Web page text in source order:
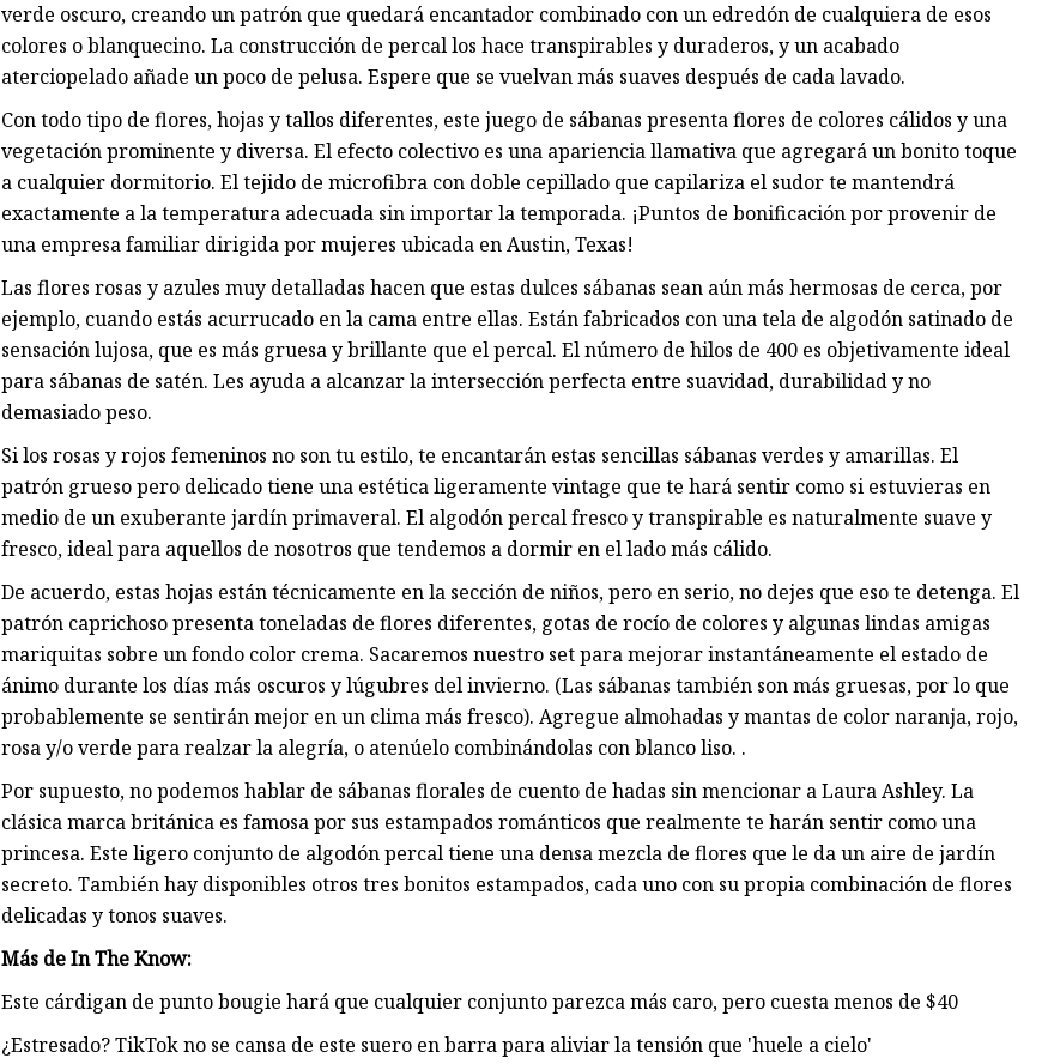
verde oscuro, creando un patrón que quedará encantador combinado con un edredón de cualquiera de esos
colores o blanquecino. La construcción de percal los hace transpirables y duraderos, y un acabado
aterciopelado añade un poco de pelusa. Espere que se vuelvan más suaves después de cada lavado.
Con todo tipo de flores, hojas y tallos diferentes, este juego de sábanas presenta flores de colores cálidos y una
vegetación prominente y diversa. El efecto colectivo es una apariencia llamativa que agregará un bonito toque
a cualquier dormitorio. El tejido de microfibra con doble cepillado que capilariza el sudor te mantendrá
exactamente a la temperatura adecuada sin importar la temporada. ¡Puntos de bonificación por provenir de
una empresa familiar dirigida por mujeres ubicada en Austin, Texas!
Las flores rosas y azules muy detalladas hacen que estas dulces sábanas sean aún más hermosas de cerca, por
ejemplo, cuando estás acurrucado en la cama entre ellas. Están fabricados con una tela de algodón satinado de
sensación lujosa, que es más gruesa y brillante que el percal. El número de hilos de 400 es objetivamente ideal
para sábanas de satén. Les ayuda a alcanzar la intersección perfecta entre suavidad, durabilidad y no
demasiado peso.
Si los rosas y rojos femeninos no son tu estilo, te encantarán estas sencillas sábanas verdes y amarillas. El
patrón grueso pero delicado tiene una estética ligeramente vintage que te hará sentir como si estuvieras en
medio de un exuberante jardín primaveral. El algodón percal fresco y transpirable es naturalmente suave y
fresco, ideal para aquellos de nosotros que tendemos a dormir en el lado más cálido.
De acuerdo, estas hojas están técnicamente en la sección de niños, pero en serio, no dejes que eso te detenga. El
patrón caprichoso presenta toneladas de flores diferentes, gotas de rocío de colores y algunas lindas amigas
mariquitas sobre un fondo color crema. Sacaremos nuestro set para mejorar instantáneamente el estado de
ánimo durante los días más oscuros y lúgubres del invierno. (Las sábanas también son más gruesas, por lo que
probablemente se sentirán mejor en un clima más fresco). Agregue almohadas y mantas de color naranja, rojo,
rosa y/o verde para realzar la alegría, o atenúelo combinándolas con blanco liso. .
Por supuesto, no podemos hablar de sábanas florales de cuento de hadas sin mencionar a Laura Ashley. La
clásica marca británica es famosa por sus estampados románticos que realmente te harán sentir como una
princesa. Este ligero conjunto de algodón percal tiene una densa mezcla de flores que le da un aire de jardín
secreto. También hay disponibles otros tres bonitos estampados, cada uno con su propia combinación de flores
delicadas y tonos suaves.
Más de In The Know:
Este cárdigan de punto bougie hará que cualquier conjunto parezca más caro, pero cuesta menos de $40
¿Estresado? TikTok no se cansa de este suero en barra para aliviar la tensión que 'huele a cielo'